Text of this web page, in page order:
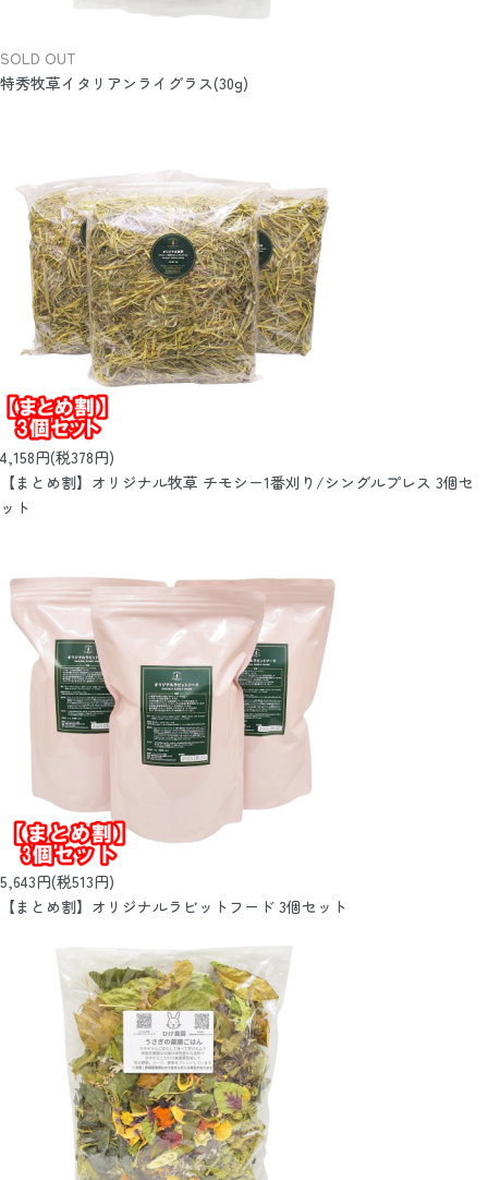
SOLD OUT
特秀牧草イタリアンライグラス(30g)
4,158円(税378円)
【まとめ割】オリジナル牧草 チモシー1番刈り/シングルプレス 3個セ
ット
5,643円(税513円)
【まとめ割】オリジナルラビットフード 3個セット